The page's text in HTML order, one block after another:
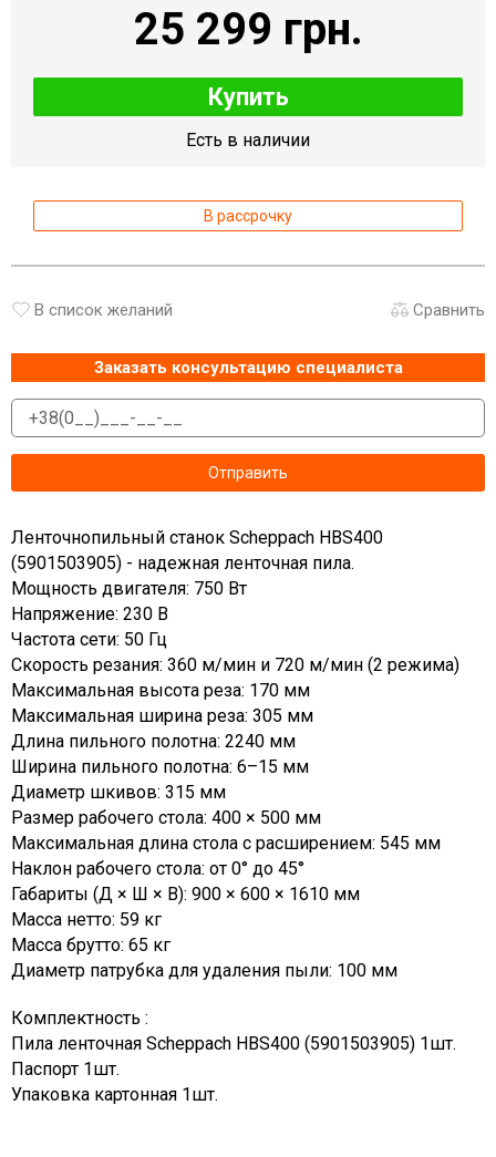
25 299 грн.
Купить
Есть в наличии
В рассрочку
В список желаний Сравнить
Заказать консультацию специалиста
Ленточнопильный станок Scheppach HBS400
(5901503905) - надежная ленточная пила.
Мощность двигателя: 750 Вт
Напряжение: 230 В
Частота сети: 50 Гц
Скорость резания: 360 м/мин и 720 м/мин (2 режима)
Максимальная высота реза: 170 мм
Максимальная ширина реза: 305 мм
Длина пильного полотна: 2240 мм
Ширина пильного полотна: 6–15 мм
Диаметр шкивов: 315 мм
Размер рабочего стола: 400 × 500 мм
Максимальная длина стола с расширением: 545 мм
Наклон рабочего стола: от 0° до 45°
Габариты (Д × Ш × В): 900 × 600 × 1610 мм
Масса нетто: 59 кг
Масса брутто: 65 кг
Диаметр патрубка для удаления пыли: 100 мм
Комплектность :
Пила ленточная Scheppach HBS400 (5901503905) 1шт.
Паспорт 1шт.
Упаковка картонная 1шт.